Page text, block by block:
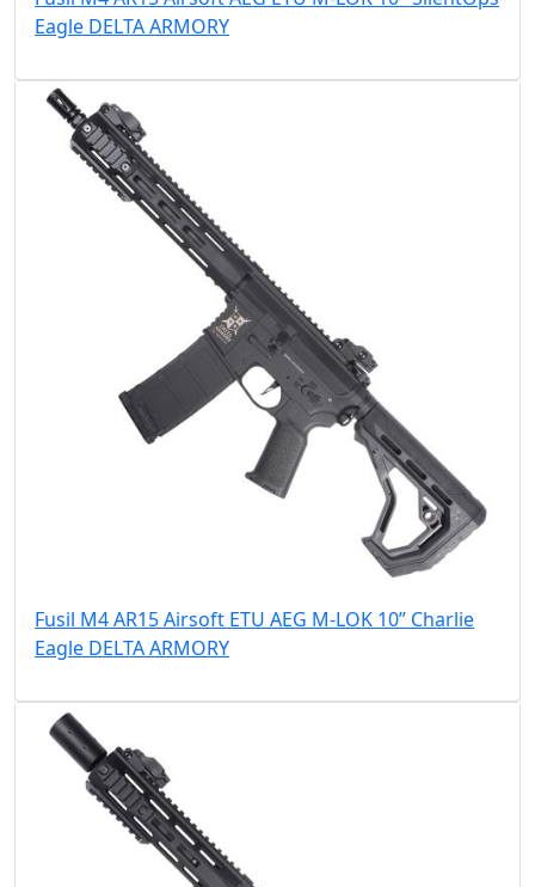
Eagle DELTA ARMORY
Fusil M4 AR15 Airsoft ETU AEG M-LOK 10” Charlie
Eagle DELTA ARMORY